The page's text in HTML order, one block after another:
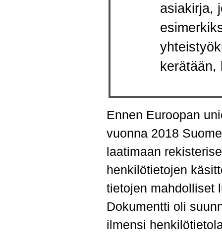
asiakirja,
Ennen Euroopan
vuonna 2018
laatimaan
henkilötietojen
tietojen mahdolliset
Dokumentti oli
ilmensi